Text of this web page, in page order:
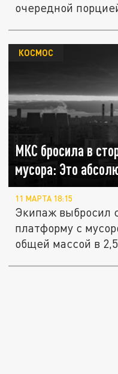
очередной
МКС бросила в
мусора: Это
КОСМОС
11 МАРТА 18:15
Экипаж выбросил
платформу с
общей массой в